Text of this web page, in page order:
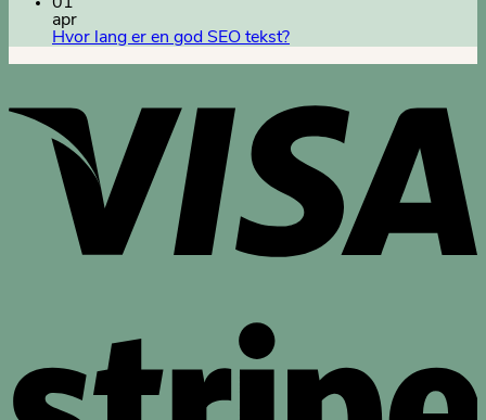
apr
Hvor lang er en god SEO tekst?